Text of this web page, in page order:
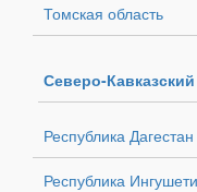
Томская область
Северо-
Республика Дагестан
Республика